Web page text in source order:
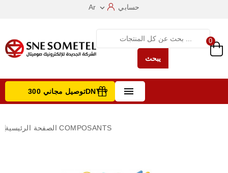
Ar  حسابي
يبحث
0
 توصيل مجاني 300DNT +
الصفحة الرئيسية COMPOSANTS